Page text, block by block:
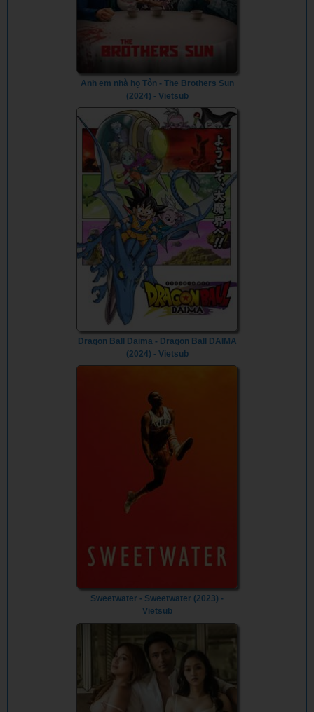
Anh em nhà họ Tôn - The Brothers Sun
(2024) - Vietsub
Dragon Ball Daima - Dragon Ball DAIMA
(2024) - Vietsub
Sweetwater - Sweetwater (2023) -
Vietsub